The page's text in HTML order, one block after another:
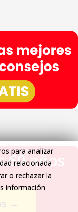
60 años
→
para analizar
relacionada
o rechazar la
información